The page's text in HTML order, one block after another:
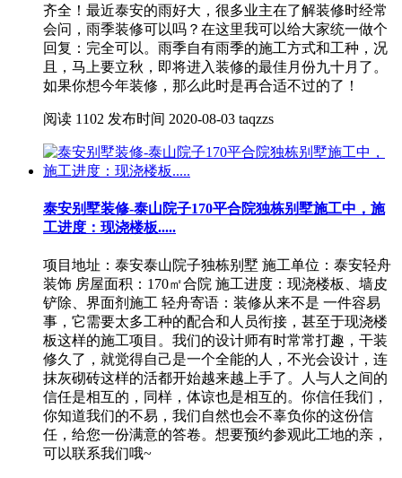
齐全！最近泰安的雨好大，很多业主在了解装修时经常
会问，雨季装修可以吗？在这里我可以给大家统一做个
回复：完全可以。雨季自有雨季的施工方式和工种，况
且，马上要立秋，即将进入装修的最佳月份九十月了。
如果你想今年装修，那么此时是再合适不过的了！
阅读 1102 发布时间 2020-08-03 taqzzs
泰安别墅装修-泰山院子170平合院独栋别墅施工中，施
工进度：现浇楼板.....
项目地址：泰安泰山院子独栋别墅 施工单位：泰安轻舟
装饰 房屋面积：170㎡合院 施工进度：现浇楼板、墙皮
铲除、界面剂施工 轻舟寄语：装修从来不是 一件容易
事，它需要太多工种的配合和人员衔接，甚至于现浇楼
板这样的施工项目。我们的设计师有时常常打趣，干装
修久了，就觉得自己是一个全能的人，不光会设计，连
抹灰砌砖这样的活都开始越来越上手了。人与人之间的
信任是相互的，同样，体谅也是相互的。你信任我们，
你知道我们的不易，我们自然也会不辜负你的这份信
任，给您一份满意的答卷。想要预约参观此工地的亲，
可以联系我们哦~